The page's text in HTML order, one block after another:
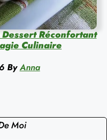
Réconfortant
Culinaire
By Anna
Moi